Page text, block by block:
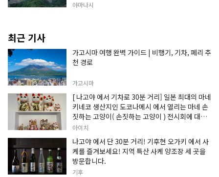
야마나시
최근 기사
가고시마 여행 완벽 가이드 | 비행기, 기차, 페리 추
천 경로
가고시마
[ 나고야 에서 기차로 30분 거리] 일본 최대의 마네
키네코 생산지인 도코나메시 에서 열리는 마네 손
짓하는 고양이( 손짓하는 고양이 ) 전시회에 대한
정보입니다.
아이치
나고야 에서 단 30분 거리! 기후현 오가키 에서 사
케를 즐겨보세요! 지역 특산 사케 양조장 세 곳을
방문합니다.
기후